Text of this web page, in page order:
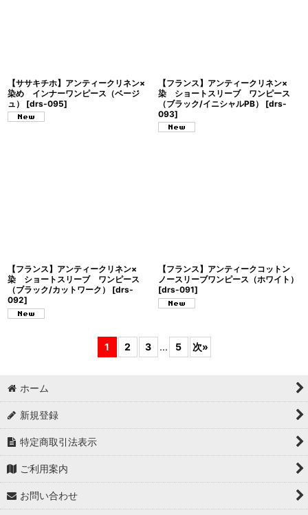
【ササキチホ】アンティークリネン×
染め インナーワンピース（ベージ
ュ）
[drs-095]
【フランス】アンティークリネン×
染 ショートスリーブ ワンピース
（ブラック/イニシャルPB）
[drs-
093]
【フランス】アンティークリネン×
染 ショートスリーブ ワンピース
（ブラック/カットワーク）
[drs-
092]
【フランス】アンティークコットン
ノースリーブワンピース（ホワイト）
[drs-091]
1 2 3 ... 5 次»
ホーム
新規登録
特定商取引法表示
ご利用案内
お問い合わせ